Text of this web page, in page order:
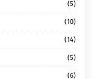
(5)
(10)
(14)
(5)
(6)